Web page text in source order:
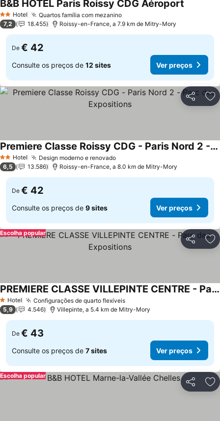
2 Estrelas
Hotel Quartos família com mezanino
B&B HOTEL Paris Roissy CDG Aéroport
7,2 18.455 Roissy-en-France, a 7.9 km de Mitry-Mory
De € 42
Consulte os preços de 12 sites Ver preços
Partilhar
2 Estrelas
Hotel Design moderno e renovado
Premiere Classe Roissy CDG - Paris Nord 2 - Parc des Expositions
6,5 13.586 Roissy-en-France, a 8.0 km de Mitry-Mory
De € 42
Consulte os preços de 9 sites Ver preços
Partilhar
Escolha popular
1 Estrelas
Hotel Configurações de quarto flexíveis
PREMIERE CLASSE VILLEPINTE CENTRE - Parc des Expositions
5,9 4.546 Villepinte, a 5.4 km de Mitry-Mory
De € 43
Consulte os preços de 7 sites Ver preços
Partilhar
Escolha popular